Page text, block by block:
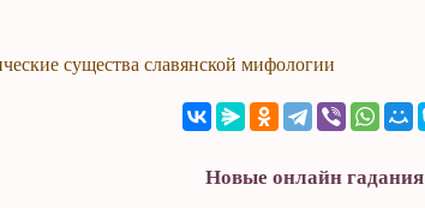
существа славянской мифологии
Новые онлайн гадания